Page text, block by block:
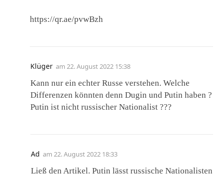
https://qr.ae/pvwBzh
Klüger am 22. August 2022 15:38
Kann nur ein echter Russe verstehen. Welche
Differenzen könnten denn Dugin und Putin haben ?
Putin ist nicht russischer Nationalist ???
Ad am 22. August 2022 18:33
Ließ den Artikel. Putin lässt russische Nationalisten